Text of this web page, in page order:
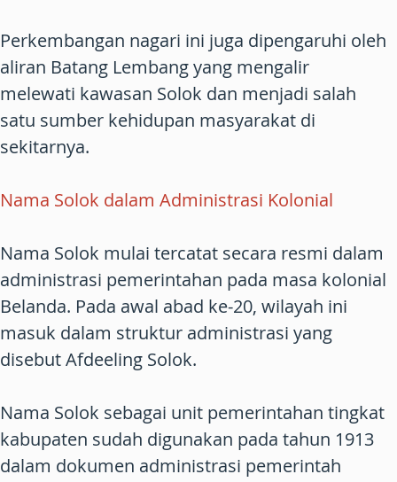
Perkembangan nagari ini juga dipengaruhi oleh
aliran Batang Lembang yang mengalir
melewati kawasan Solok dan menjadi salah
satu sumber kehidupan masyarakat di
sekitarnya.
Nama Solok dalam Administrasi Kolonial
Nama Solok mulai tercatat secara resmi dalam
administrasi pemerintahan pada masa kolonial
Belanda. Pada awal abad ke-20, wilayah ini
masuk dalam struktur administrasi yang
disebut Afdeeling Solok.
Nama Solok sebagai unit pemerintahan tingkat
kabupaten sudah digunakan pada tahun 1913
dalam dokumen administrasi pemerintah